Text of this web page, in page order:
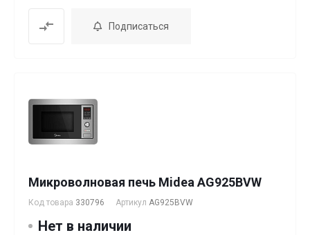
Подписаться
Микроволновая печь Midea AG925BVW
Код товара 330796 Артикул AG925BVW
Нет в наличии